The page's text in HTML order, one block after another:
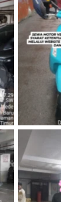
Antar